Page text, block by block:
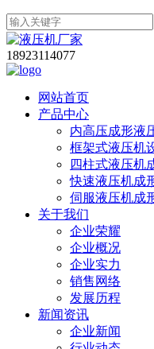
18923114077
网站首页
产品中心
内高压成形液
框架式液压机
四柱式液压机
快速液压机成
伺服液压机成
关于我们
企业荣耀
企业概况
企业实力
销售网络
发展历程
新闻资讯
企业新闻